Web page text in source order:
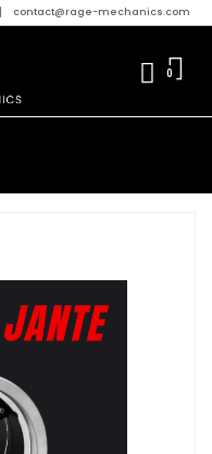
contact@rage-mechanics.com